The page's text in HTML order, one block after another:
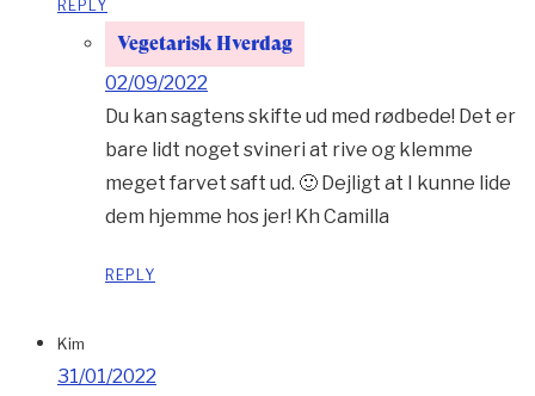
REPLY
Vegetarisk Hverdag
02/09/2022
Du kan sagtens skifte ud med rødbede! Det er
bare lidt noget svineri at rive og klemme
meget farvet saft ud. 🙂 Dejligt at I kunne lide
dem hjemme hos jer! Kh Camilla
REPLY
Kim
31/01/2022